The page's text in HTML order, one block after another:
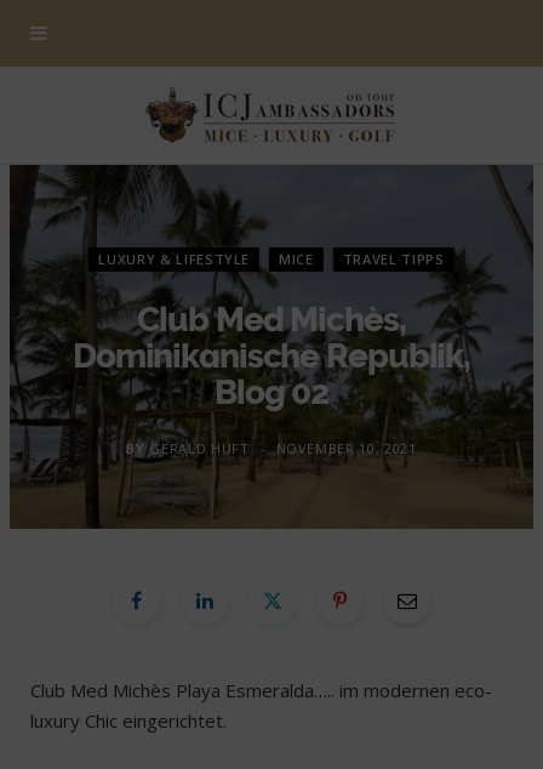
LUXURY & LIFESTYLE MICE TRAVEL TIPPS
Club Med Michès,
Dominikanische Republik,
Blog 02
BY GERALD HUFT NOVEMBER 10, 2021
Club Med Michès Playa Esmeralda….. im modernen eco-
luxury Chic eingerichtet.